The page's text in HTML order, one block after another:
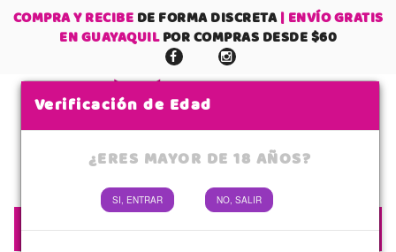
COMPRA Y RECIBE DE FORMA DISCRETA| ENVÍO GRATIS
EN GUAYAQUILPOR COMPRAS DESDE $60
No tienes items en tu carrito
MENÚ
Verificación de Edad
¿ERES MAYOR DE 18 AÑOS?
SI, ENTRAR NO, SALIR